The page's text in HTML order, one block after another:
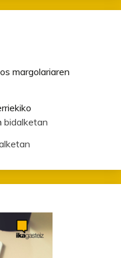
margolariaren
bidalketan